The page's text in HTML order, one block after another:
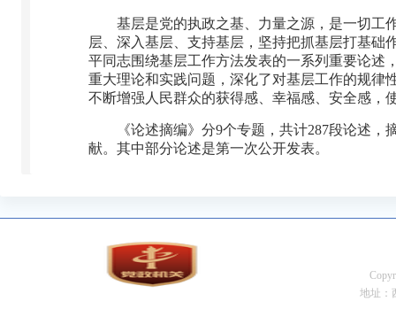
基层是党的执政之基、力量之源，是一切工
层、深入基层、支持基层，坚持把抓基层打基
平同志围绕基层工作方法发表的一系列重要论述
重大理论和实践问题，深化了对基层工作的规律
不断增强人民群众的获得感、幸福感、安全感，
《论述摘编》分9个专题，共计287段论述
献。其中部分论述是第一次公开发表。
地址：